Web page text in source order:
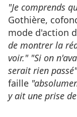
"Je comprends
Gothière,
mode d'action
de montrer la
voir." "Si on
serait rien passé"
faille
y ait une prise